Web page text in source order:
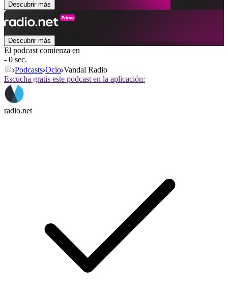
Descubrir más
Descubrir más
El podcast comienza en
- 0 sec.
Podcasts Ocio Vandal Radio
Escucha gratis este podcast en la aplicación:
radio.net